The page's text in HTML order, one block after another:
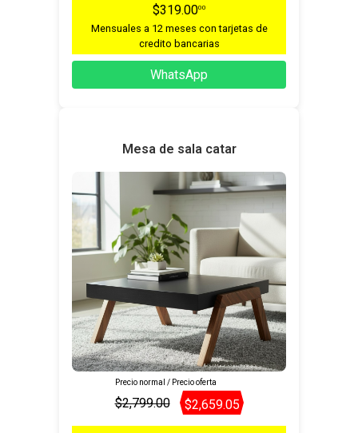
$319.0000
Mensuales a 12 meses con tarjetas de
credito bancarias
WhatsApp
Mesa de sala catar
Precio normal / Precio oferta
$2,799.00 $2,659.05